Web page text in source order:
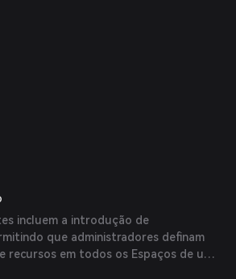
incluem a introdução de
que administradores definam
recursos em todos os Espaços de uma
gestão de recursos e o isolamento